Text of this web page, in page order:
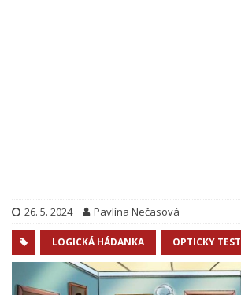
26. 5. 2024 Pavlína Nečasová
LOGICKÁ HÁDANKA OPTICKY TEST